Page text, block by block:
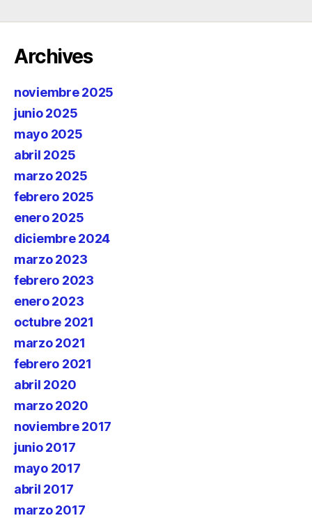
Archives
noviembre 2025
junio 2025
mayo 2025
abril 2025
marzo 2025
febrero 2025
enero 2025
diciembre 2024
marzo 2023
febrero 2023
enero 2023
octubre 2021
marzo 2021
febrero 2021
abril 2020
marzo 2020
noviembre 2017
junio 2017
mayo 2017
abril 2017
marzo 2017